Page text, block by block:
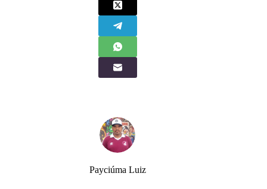
Payciúma Luiz